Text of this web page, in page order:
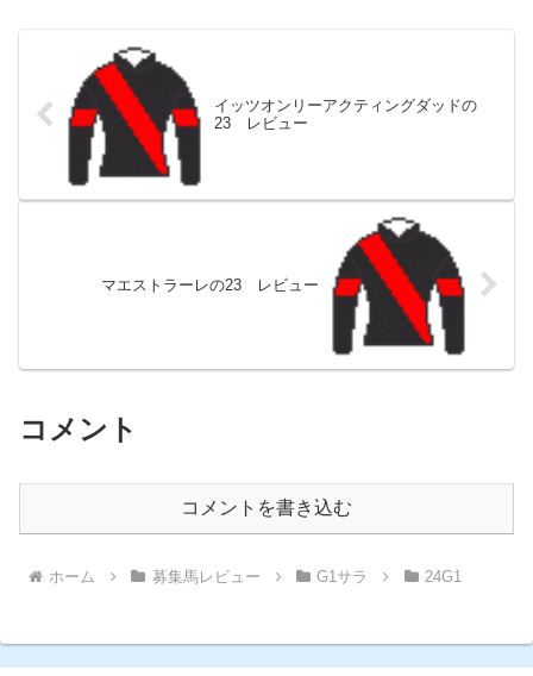
イッツオンリーアクティングダッドの
23 レビュー
マエストラーレの23 レビュー
コメント
コメントを書き込む
ホーム 募集馬レビュー G1サラ 24G1